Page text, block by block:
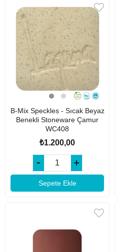
B-Mix Speckles - Sıcak Beyaz
Benekli Stoneware Çamur
WC408
₺1.200,00
Sepete Ekle